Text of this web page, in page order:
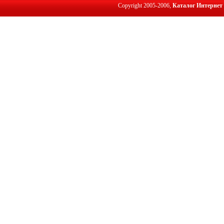
Copyright 2005-2006, Каталог Интернет